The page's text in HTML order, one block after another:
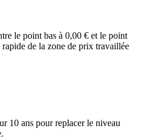
le point bas à 0,00 € et le point
de la zone de prix travaillée
10 ans pour replacer le niveau